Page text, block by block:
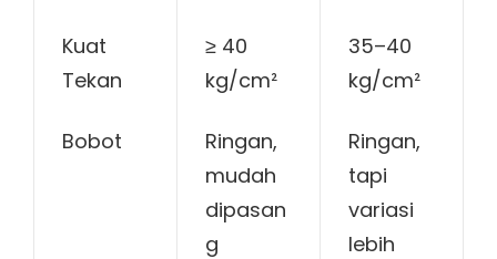
Kuat
Tekan
≥ 40
kg/cm²
35–40
kg/cm²
Bobot
Ringan,
mudah
dipasan
g
Ringan,
tapi
variasi
lebih